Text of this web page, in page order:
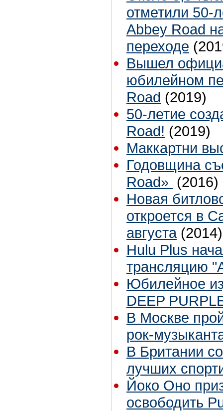
отметили 50-
Abbey Road
переходе
Вышел
юбилейном
Road (2019)
50-летие
Road! (2019)
Маккартни
Годовщина
Road» (2016)
Новая
откроется в
августа (2014)
Hulu Plus
трансляцию
Юбилейное
DEEP
В Москве
рок-
В Британии
лучших
Йоко Оно
освободить